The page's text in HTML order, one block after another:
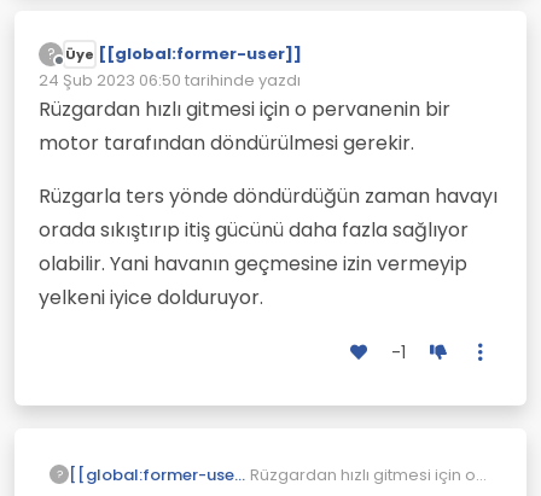
?
Çevrimdışı
Üye [[global:former-user]]
24 Şub 2023 06:50 tarihinde yazdı
Son düzenleyen:
Rüzgardan hızlı gitmesi için o pervanenin bir
motor tarafından döndürülmesi gerekir.
Rüzgarla ters yönde döndürdüğün zaman havayı
orada sıkıştırıp itiş gücünü daha fazla sağlıyor
olabilir. Yani havanın geçmesine izin vermeyip
yelkeni iyice dolduruyor.
-1
? [[global:former-user]] Rüzgardan hızlı gitmesi için o